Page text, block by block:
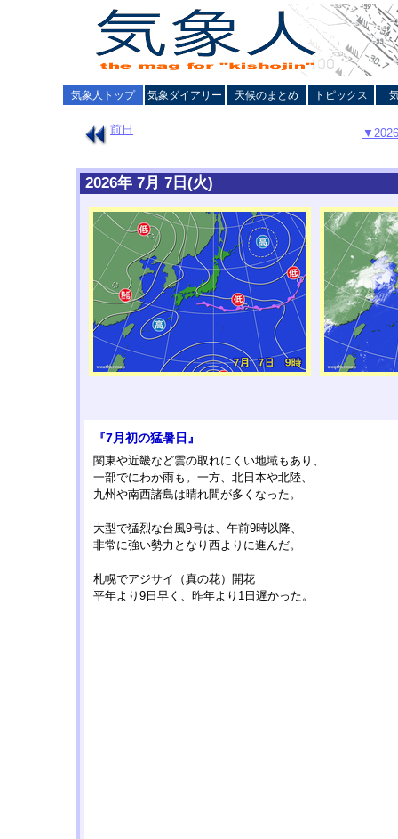
気象人トップ 気象ダイアリー 天候のまとめ トピックス
前日
2026年 7月 7日(火)
『7月初の猛暑日』
関東や近畿など雲の取れにくい地域もあり、
一部でにわか雨も。一方、北日本や北陸、
九州や南西諸島は晴れ間が多くなった。
大型で猛烈な台風9号は、午前9時以降、
非常に強い勢力となり西よりに進んだ。
札幌でアジサイ（真の花）開花
平年より9日早く、昨年より1日遅かった。